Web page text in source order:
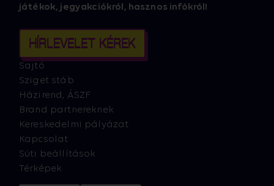
játékok, jegyakciókról, hasznos infókról!
HÍRLEVELET KÉREK
Sajtó
Sziget stáb
Házirend, ÁSZF
Brand partnereknek
Kereskedelmi pályázat
Kapcsolat
Süti beállítások
Térképek